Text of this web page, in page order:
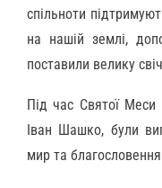
спільноти
на нашій землі,
поставили велику
Під час Святої Меси
Іван Шашко, були
мир та